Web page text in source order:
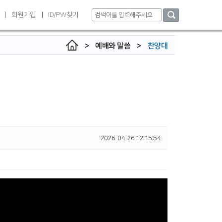
회원가입 ID/PW찾기
> 예배와 말씀 > 찬양대
2026-04-26 12:15:54